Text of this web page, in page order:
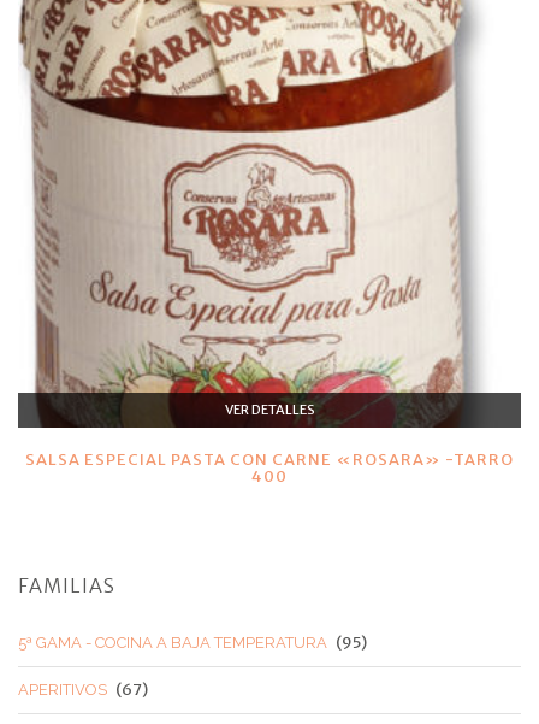
VER DETALLES
SALSA ESPECIAL PASTA CON CARNE «ROSARA» -TARRO
400
FAMILIAS
5ª GAMA - COCINA A BAJA TEMPERATURA (95)
APERITIVOS (67)